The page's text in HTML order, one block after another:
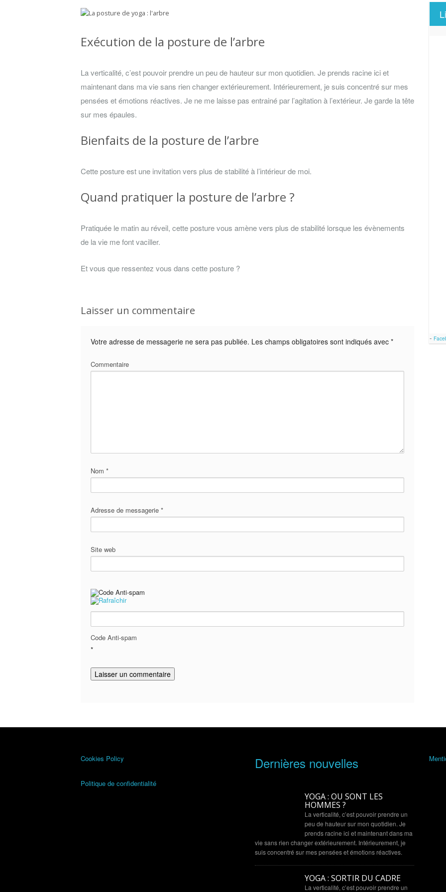
Exécution de la posture de l’arbre
La verticalité, c’est pouvoir prendre un peu de hauteur sur mon quotidien. Je prends racine ici et
maintenant dans ma vie sans rien changer extérieurement. Intérieurement, je suis concentré sur mes
pensées et émotions réactives. Je ne me laisse pas entrainé par l’agitation à l’extérieur. Je garde la tête
sur mes épaules.
Bienfaits de la posture de l’arbre
Cette posture est une invitation vers plus de stabilité à l’intérieur de moi.
Quand pratiquer la posture de l’arbre ?
Pratiquée le matin au réveil, cette posture vous amène vers plus de stabilité lorsque les évènements
de la vie me font vaciller.
Et vous que ressentez vous dans cette posture ?
Laisser un commentaire
Votre adresse de messagerie ne sera pas publiée. Les champs obligatoires sont indiqués avec *
Commentaire
Nom *
Adresse de messagerie *
Site web
Code Anti-spam
*
-
Cookies Policy
Politique de confidentialité
Dernières nouvelles
YOGA : OU SONT LES
HOMMES ?
La verticalité, c’est pouvoir prendre un
peu de hauteur sur mon quotidien. Je
prends racine ici et maintenant dans ma
vie sans rien changer extérieurement. Intérieurement, je
suis concentré sur mes pensées et émotions réactives.
YOGA : SORTIR DU CADRE
La verticalité, c’est pouvoir prendre un